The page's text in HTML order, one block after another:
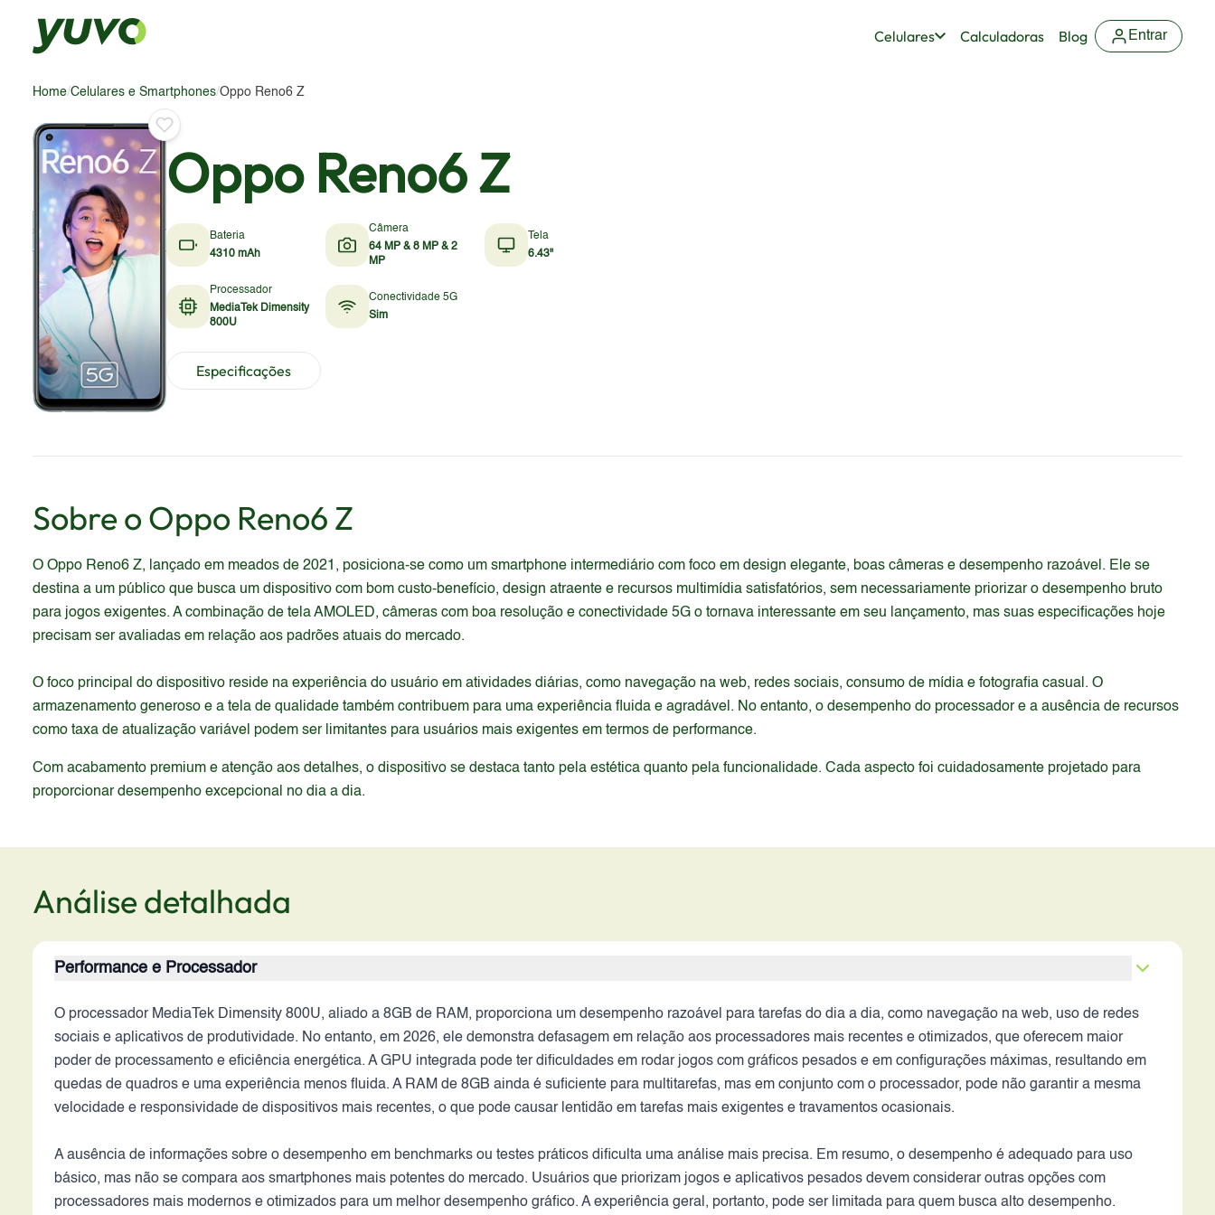
Celulares Calculadoras Blog Entrar
Home/Celulares e Smartphones/Oppo Reno6 Z
Oppo Reno6 Z
Bateria
4310 mAh
Câmera
64 MP & 8 MP & 2
MP
Tela
6.43"
Processador
MediaTek Dimensity
800U
Conectividade 5G
Sim
Especificações
Sobre o Oppo Reno6 Z
O Oppo Reno6 Z, lançado em meados de 2021, posiciona-se como um smartphone intermediário com foco em design elegante, boas câmeras e desempenho razoável. Ele se
destina a um público que busca um dispositivo com bom custo-benefício, design atraente e recursos multimídia satisfatórios, sem necessariamente priorizar o desempenho bruto
para jogos exigentes. A combinação de tela AMOLED, câmeras com boa resolução e conectividade 5G o tornava interessante em seu lançamento, mas suas especificações hoje
precisam ser avaliadas em relação aos padrões atuais do mercado.
O foco principal do dispositivo reside na experiência do usuário em atividades diárias, como navegação na web, redes sociais, consumo de mídia e fotografia casual. O
armazenamento generoso e a tela de qualidade também contribuem para uma experiência fluida e agradável. No entanto, o desempenho do processador e a ausência de recursos
como taxa de atualização variável podem ser limitantes para usuários mais exigentes em termos de performance.
Com acabamento premium e atenção aos detalhes, o dispositivo se destaca tanto pela estética quanto pela funcionalidade. Cada aspecto foi cuidadosamente projetado para
proporcionar desempenho excepcional no dia a dia.
Análise detalhada
Performance e Processador
O processador MediaTek Dimensity 800U, aliado a 8GB de RAM, proporciona um desempenho razoável para tarefas do dia a dia, como navegação na web, uso de redes
sociais e aplicativos de produtividade. No entanto, em 2026, ele demonstra defasagem em relação aos processadores mais recentes e otimizados, que oferecem maior
poder de processamento e eficiência energética. A GPU integrada pode ter dificuldades em rodar jogos com gráficos pesados e em configurações máximas, resultando em
quedas de quadros e uma experiência menos fluida. A RAM de 8GB ainda é suficiente para multitarefas, mas em conjunto com o processador, pode não garantir a mesma
velocidade e responsividade de dispositivos mais recentes, o que pode causar lentidão em tarefas mais exigentes e travamentos ocasionais.
A ausência de informações sobre o desempenho em benchmarks ou testes práticos dificulta uma análise mais precisa. Em resumo, o desempenho é adequado para uso
básico, mas não se compara aos smartphones mais potentes do mercado. Usuários que priorizam jogos e aplicativos pesados devem considerar outras opções com
processadores mais modernos e otimizados para um melhor desempenho gráfico. A experiência geral, portanto, pode ser limitada para quem busca alto desempenho.